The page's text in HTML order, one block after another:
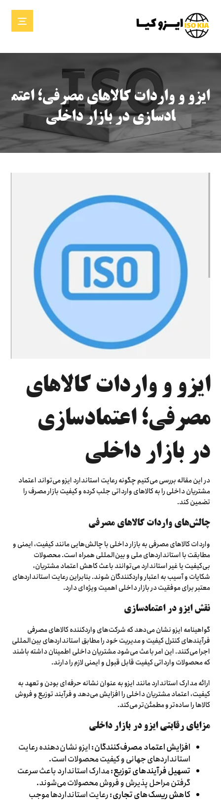
ایزو و واردات کالاهای مصرفی؛ اعتم
ادسازی در بازار داخلی
ایزو و واردات کالاهای
مصرفی؛ اعتمادسازی
در بازار داخلی
در این مقاله بررسی می‌کنیم چگونه رعایت استاندارد ایزو می‌تواند اعتماد
مشتریان داخلی را به کالاهای وارداتی جلب کرده و کیفیت بازار مصرف را
تضمین کند.
چالش‌های واردات کالاهای مصرفی
واردات کالاهای مصرفی به بازار داخلی با چالش‌هایی مانند کیفیت، ایمنی و
مطابقت با استانداردهای ملی و بین‌المللی همراه است. محصولات
بی‌کیفیت یا غیر استاندارد می‌توانند باعث کاهش اعتماد مشتریان،
شکایات و آسیب به اعتبار واردکنندگان شوند. بنابراین رعایت استانداردهای
معتبر برای موفقیت در بازار داخلی اهمیت ویژه‌ای دارد.
نقش ایزو در اعتمادسازی
گواهینامه ایزو نشان می‌دهد که شرکت‌های واردکننده کالاهای مصرفی
فرآیندهای کنترل کیفیت و مدیریت خود را مطابق استانداردهای بین‌المللی
اجرا می‌کنند. این امر باعث می‌شود مشتریان داخلی اطمینان داشته باشند
که محصولات وارداتی کیفیت قابل قبول و ایمنی لازم را دارند.
ارائه مدارک استاندارد مانند ایزو به عنوان نشانه حرفه‌ای بودن و تعهد به
کیفیت، اعتماد مشتریان داخلی را افزایش می‌دهد و فرآیند توزیع و فروش
کالاها را ساده‌تر و مطمئن‌تر می‌کند.
مزایای رقابتی ایزو در بازار داخلی
افزایش اعتماد مصرف‌کنندگان:ایزو نشان‌دهنده رعایت
استانداردهای جهانی و کیفیت محصولات است.
تسهیل فرآیندهای توزیع:مدارک استاندارد باعث سرعت
گرفتن مراحل پذیرش و فروش محصولات می‌شوند.
کاهش ریسک‌های تجاری:رعایت استانداردها موجب